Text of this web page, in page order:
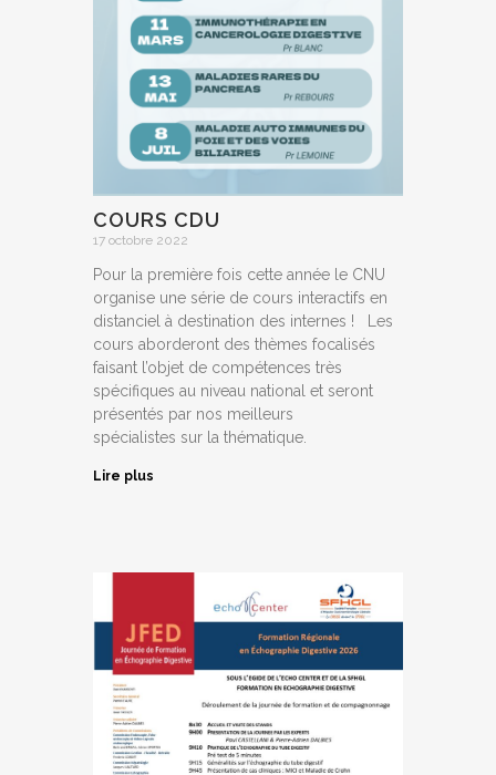
COURS CDU
17 octobre 2022
Pour la première fois cette année le CNU
organise une série de cours interactifs en
distanciel à destination des internes ! Les
cours aborderont des thèmes focalisés
faisant l’objet de compétences très
spécifiques au niveau national et seront
présentés par nos meilleurs
spécialistes sur la thématique.
Lire plus